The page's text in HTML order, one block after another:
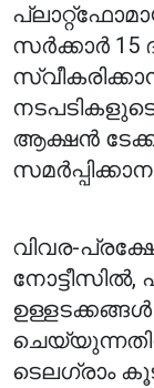
സർക്കാർ 15
ആക്ഷൻ
വിവര-
നോട്ടീസിൽ,
ഉള്ളടക്കങ്ങൾ
ടെലഗ്രാം